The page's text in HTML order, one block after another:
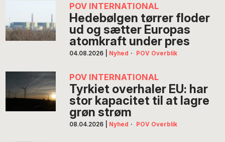
POV INTERNATIONAL
Hedebølgen tørrer floder
ud og sætter Europas
atomkraft under pres
04.08.2026 Nyhed · POV Overblik
POV INTERNATIONAL
Tyrkiet overhaler EU: har
stor kapacitet til at lagre
grøn strøm
08.04.2026 Nyhed · POV Overblik